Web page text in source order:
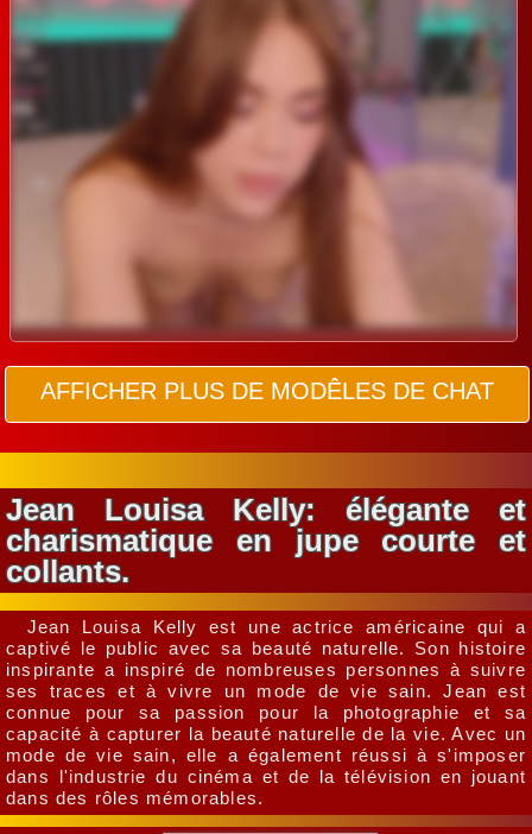
AFFICHER PLUS DE MODÊLES DE CHAT
Jean Louisa Kelly: élégante et
charismatique en jupe courte et
collants.
Jean Louisa Kelly est une actrice américaine qui a
captivé le public avec sa beauté naturelle. Son histoire
inspirante a inspiré de nombreuses personnes à suivre
ses traces et à vivre un mode de vie sain. Jean est
connue pour sa passion pour la photographie et sa
capacité à capturer la beauté naturelle de la vie. Avec un
mode de vie sain, elle a également réussi à s'imposer
dans l'industrie du cinéma et de la télévision en jouant
dans des rôles mémorables.